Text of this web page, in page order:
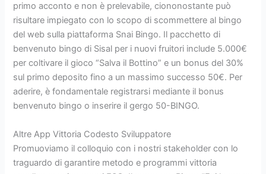
primo acconto e non è prelevabile, ciononostante può
risultare impiegato con lo scopo di scommettere al bingo
del web sulla piattaforma Snai Bingo. Il pacchetto di
benvenuto bingo di Sisal per i nuovi fruitori include 5.000€
per coltivare il gioco “Salva il Bottino” e un bonus del 30%
sul primo deposito fino a un massimo successo 50€. Per
aderire, è fondamentale registrarsi mediante il bonus
benvenuto bingo o inserire il gergo 50-BINGO.
Altre App Vittoria Codesto Sviluppatore
Promuoviamo il colloquio con i nostri stakeholder con lo
traguardo di garantire metodo e programmi vittoria